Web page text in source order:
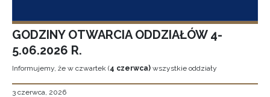
GODZINY OTWARCIA ODDZIAŁÓW 4-
5.06.2026 R.
Informujemy, że w czwartek (4 czerwca) wszystkie oddziały
3 czerwca, 2026